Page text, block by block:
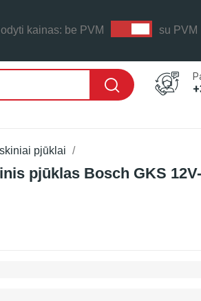
kainas: be PVM su PVM
pjūklai
pjūklas Bosch GKS 12V-